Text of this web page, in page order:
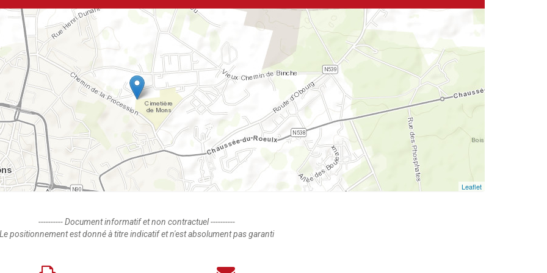
Leaflet
---------- Document informatif et non contractuel ----------
Le positionnement est donné à titre indicatif et n'est absolument pas garanti